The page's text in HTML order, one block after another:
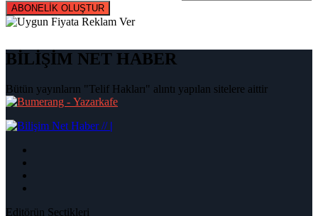
ABONELİK OLUŞTUR
BİLİŞİM NET HABER
Bütün yayınların "Telif Hakları" alıntı yapılan sitelere aittir
|
Editörün Seçtikleri